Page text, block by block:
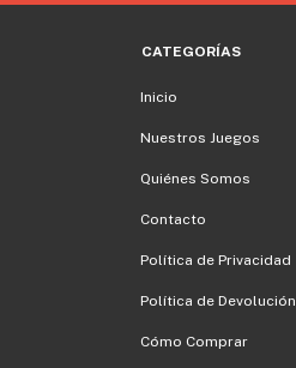
CATEGORÍAS
Inicio
Nuestros Juegos
Quiénes Somos
Contacto
Política de Privacidad
Política de Devolución
Cómo Comprar